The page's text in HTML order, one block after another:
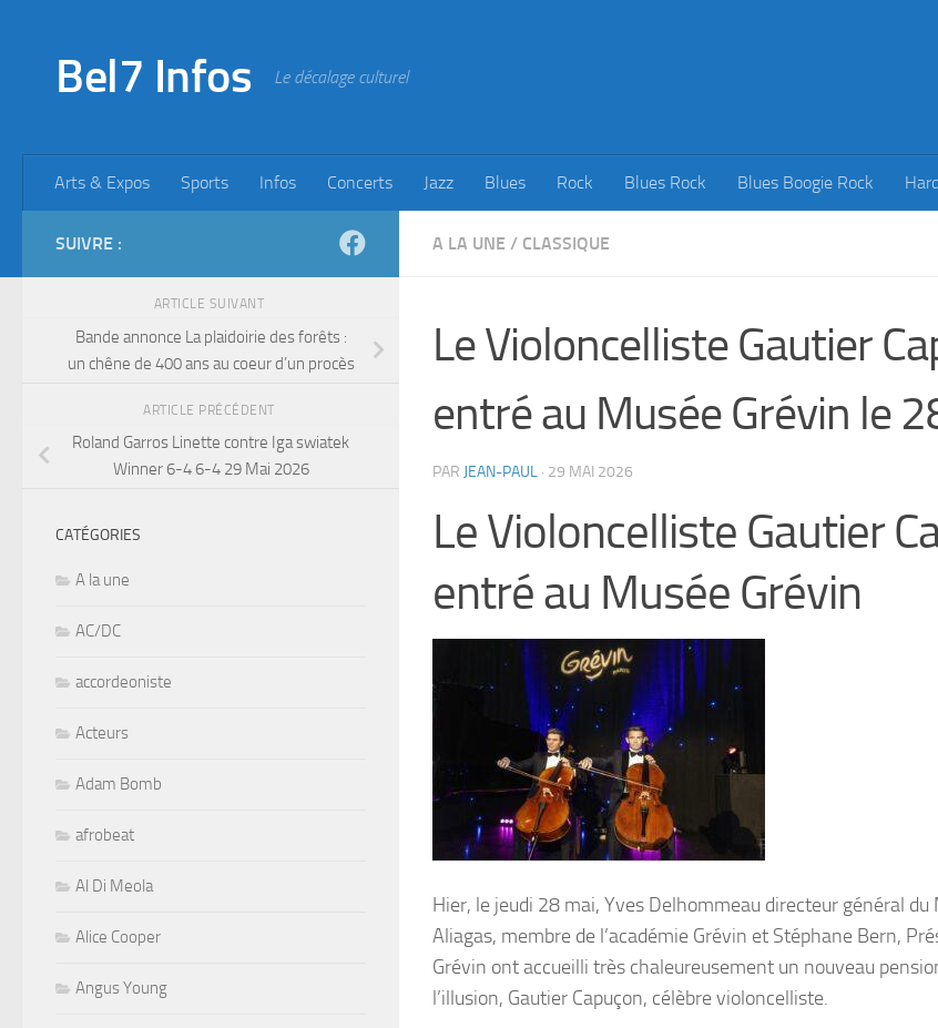
Bel7 Infos Le décalage culturel
Arts & Expos Sports Infos Concerts Jazz Blues Rock Blues Rock Blues Boogie Rock
A LA UNE / CLASSIQUE
Le Violoncelliste Gautier
entré au Musée Grévin le
PAR JEAN-PAUL · 29 MAI 2026
Le Violoncelliste Gautier
entré au Musée Grévin
Hier, le jeudi 28 mai, Yves Delhommeau directeur général du
Aliagas, membre de l’académie Grévin et Stéphane Bern,
Grévin ont accueilli très chaleureusement un nouveau
l’illusion, Gautier Capuçon, célèbre violoncelliste.
SUIVRE :
ARTICLE SUIVANT
Bande annonce La plaidoirie des forêts :
un chêne de 400 ans au coeur d’un procès
ARTICLE PRÉCÉDENT
Roland Garros Linette contre Iga swiatek
Winner 6-4 6-4 29 Mai 2026
CATÉGORIES
A la une
AC/DC
accordeoniste
Acteurs
Adam Bomb
afrobeat
Al Di Meola
Alice Cooper
Angus Young